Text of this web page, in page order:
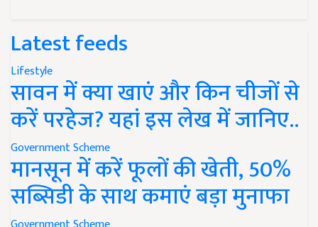
Latest feeds
Lifestyle
सावन में क्या खाएं और किन चीजों से
करें परहेज? यहां इस लेख में जानिए..
Government Scheme
मानसून में करें फूलों की खेती, 50%
सब्सिडी के साथ कमाएं बड़ा मुनाफा